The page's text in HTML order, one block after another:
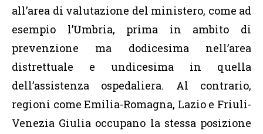
all’area di valutazione del ministero, come ad
esempio l’Umbria, prima in ambito di
prevenzione ma dodicesima nell’area
distrettuale e undicesima in quella
dell’assistenza ospedaliera. Al contrario,
regioni come Emilia-Romagna, Lazio e Friuli-
Venezia Giulia occupano la stessa posizione